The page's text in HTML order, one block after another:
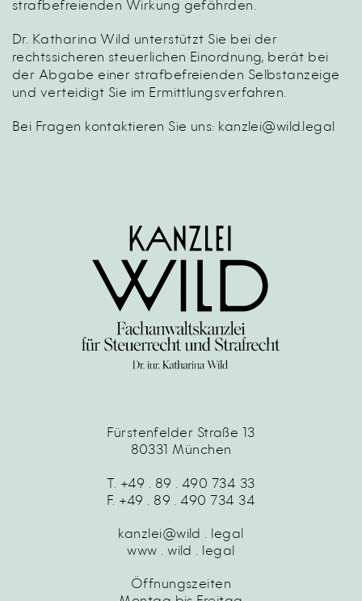
strafbefreienden Wirkung gefährden.
Dr. Katharina Wild unterstützt Sie bei der
rechtssicheren steuerlichen Einordnung, berät bei
der Abgabe einer strafbefreienden Selbstanzeige
und verteidigt Sie im Ermittlungsverfahren.
Bei Fragen kontaktieren Sie uns: kanzlei@wild.legal
Fürstenfelder Straße 13
80331 München
T. +49 . 89 . 490 734 33
F. +49 . 89 . 490 734 34
kanzlei@wild . legal
www . wild . legal
Öffnungszeiten